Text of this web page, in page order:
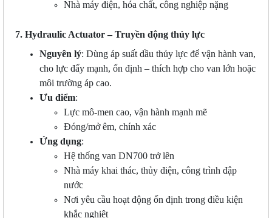
Nhà máy điện, hóa chất, công nghiệp nặng
7. Hydraulic Actuator – Truyền động thủy lực
Nguyên lý: Dùng áp suất dầu thủy lực để vận hành van,
cho lực đẩy mạnh, ổn định – thích hợp cho van lớn hoặc
môi trường áp cao.
Ưu điểm:
Lực mô-men cao, vận hành mạnh mẽ
Đóng/mở êm, chính xác
Ứng dụng:
Hệ thống van DN700 trở lên
Nhà máy khai thác, thủy điện, công trình đập
nước
Nơi yêu cầu hoạt động ổn định trong điều kiện
khắc nghiệt